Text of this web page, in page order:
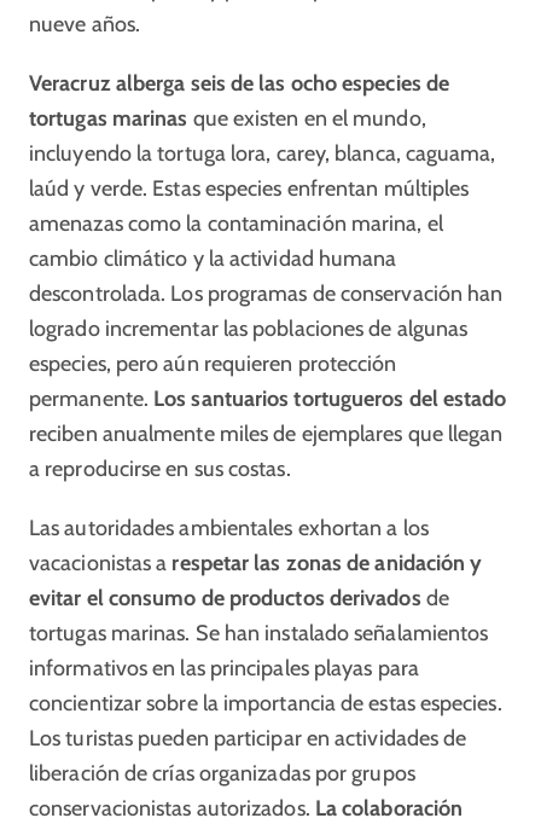
nueve años.
Veracruz alberga seis de las ocho especies de
tortugas marinas que existen en el mundo,
incluyendo la tortuga lora, carey, blanca, caguama,
laúd y verde. Estas especies enfrentan múltiples
amenazas como la contaminación marina, el
cambio climático y la actividad humana
descontrolada. Los programas de conservación han
logrado incrementar las poblaciones de algunas
especies, pero aún requieren protección
permanente. Los santuarios tortugueros del estado
reciben anualmente miles de ejemplares que llegan
a reproducirse en sus costas.
Las autoridades ambientales exhortan a los
vacacionistas a respetar las zonas de anidación y
evitar el consumo de productos derivados de
tortugas marinas. Se han instalado señalamientos
informativos en las principales playas para
concientizar sobre la importancia de estas especies.
Los turistas pueden participar en actividades de
liberación de crías organizadas por grupos
conservacionistas autorizados. La colaboración